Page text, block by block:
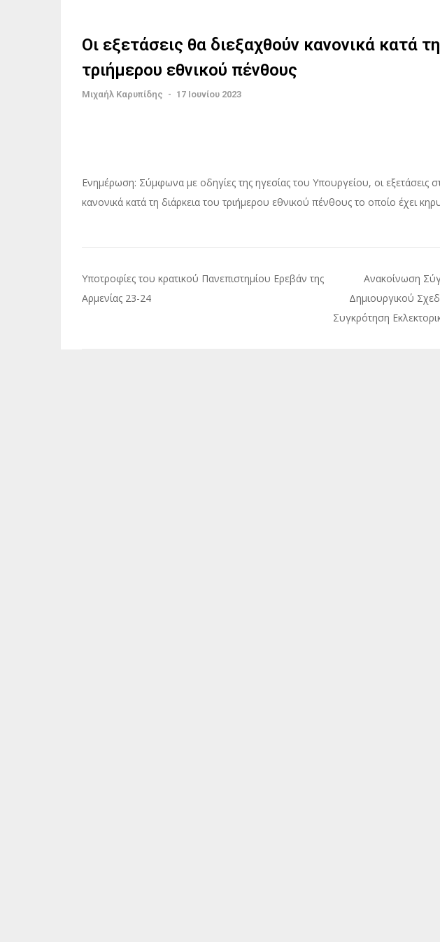
Οι εξετάσεις θα διεξαχθούν κανονικά κατά
τριήμερου εθνικού πένθους
Μιχαήλ Καρυπίδης - 17 Ιουνίου 2023
Ενημέρωση: Σύμφωνα με οδηγίες της ηγεσίας του Υπουργείου, οι εξετάσεις
κανονικά κατά τη διάρκεια του τριήμερου εθνικού πένθους το οποίο έχει
Πλοήγηση
άρθρων
Υποτροφίες του κρατικού Πανεπιστημίου Ερεβάν της
Αρμενίας 23-24
Ανακοίνωση
Δημιουργικού
Συγκρότηση